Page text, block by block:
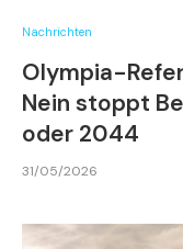
Nachrichten
Olympia-
Nein stoppt
oder 2044
31/05/2026